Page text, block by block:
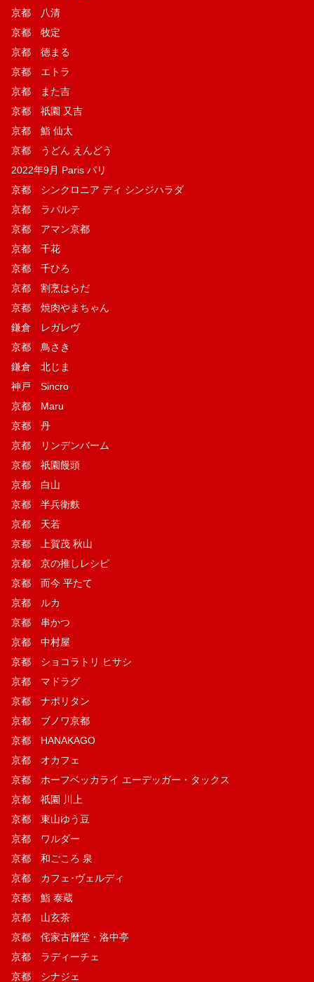
京都 八清
京都 牧定
京都 徳まる
京都 エトラ
京都 また吉
京都 祇園 又吉
京都 鮨 仙太
京都 うどん えんどう
2022年9月 Paris パリ
京都 シンクロニア ディ シンジハラダ
京都 ラパルテ
京都 アマン京都
京都 千花
京都 千ひろ
京都 割烹はらだ
京都 焼肉やまちゃん
鎌倉 レガレヴ
京都 鳥さき
鎌倉 北じま
神戸 Sincro
京都 Maru
京都 丹
京都 リンデンバーム
京都 祇園饅頭
京都 白山
京都 半兵衛麩
京都 天若
京都 上賀茂 秋山
京都 京の推しレシピ
京都 而今 平たて
京都 ルカ
京都 串かつ
京都 中村屋
京都 ショコラトリ ヒサシ
京都 マドラグ
京都 ナポリタン
京都 ブノワ京都
京都 HANAKAGO
京都 オカフェ
京都 ホーフベッカライ エーデッガー・タックス
京都 祇園 川上
京都 東山ゆう豆
京都 ワルダー
京都 和ごころ 泉
京都 カフェ･ヴェルディ
京都 鮨 泰蔵
京都 山玄茶
京都 侘家古暦堂・洛中亭
京都 ラディーチェ
京都 シナジェ